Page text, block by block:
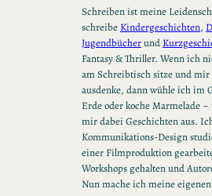
Schreiben ist meine
schreibeKindergeschichten,
Jugendbücherund
Fantasy & Thriller. Wenn ich
am Schreibtisch sitze und mir
ausdenke, dann wühle ich im
Erde oder koche Marmelade –
mir dabei Geschichten aus.
Kommunikations-Design
einer Filmproduktion
Workshops gehalten und
Nun mache ich meine